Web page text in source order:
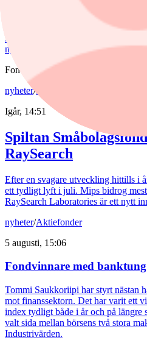
De europeiska försvarsbolagen visar
stigande omsättning och förbättrade
Joakim Agerback och Shayan
ny tillväxtfas.
Fonder
nyheter/Spiltan Småbolagsfond
Igår, 14:51
Spiltan
RaySearch
Efter en svagare utveckling hittills i
ett tydligt lyft i juli. Mips bidrog
RaySearch Laboratories är ett nytt
nyheter/Aktiefonder
5 augusti, 15:06
Fondvinnare med
Tommi Saukkoriipi har styrt nästan
mot finanssektorn. Det har varit ett
index tydligt både i år och på längre
valt sida mellan börsens två stora
Industrivärden.